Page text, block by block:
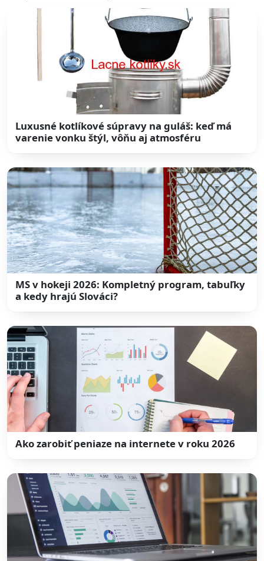
Luxusné kotlíkové súpravy na guláš: keď má
varenie vonku štýl, vôňu aj atmosféru
MS v hokeji 2026: Kompletný program, tabuľky
a kedy hrajú Slováci?
Ako zarobiť peniaze na internete v roku 2026